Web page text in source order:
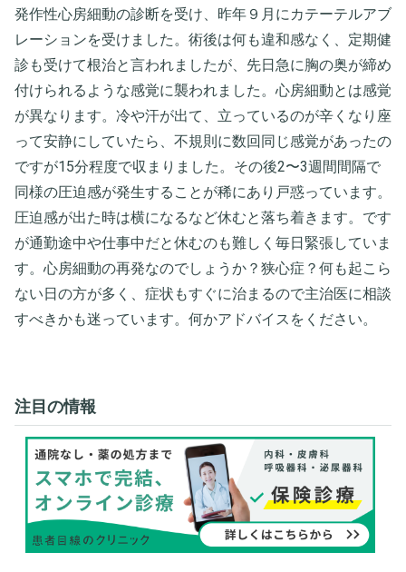
発作性心房細動の診断を受け、昨年９月にカテーテルアブ
レーションを受けました。術後は何も違和感なく、定期健
診も受けて根治と言われましたが、先日急に胸の奥が締め
付けられるような感覚に襲われました。心房細動とは感覚
が異なります。冷や汗が出て、立っているのが辛くなり座
って安静にしていたら、不規則に数回同じ感覚があったの
ですが15分程度で収まりました。その後2〜3週間間隔で
同様の圧迫感が発生することが稀にあり戸惑っています。
圧迫感が出た時は横になるなど休むと落ち着きます。です
が通勤途中や仕事中だと休むのも難しく毎日緊張していま
す。心房細動の再発なのでしょうか？狭心症？何も起こら
ない日の方が多く、症状もすぐに治まるので主治医に相談
すべきかも迷っています。何かアドバイスをください。
注目の情報